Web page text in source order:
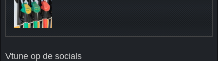
Vtune op de socials